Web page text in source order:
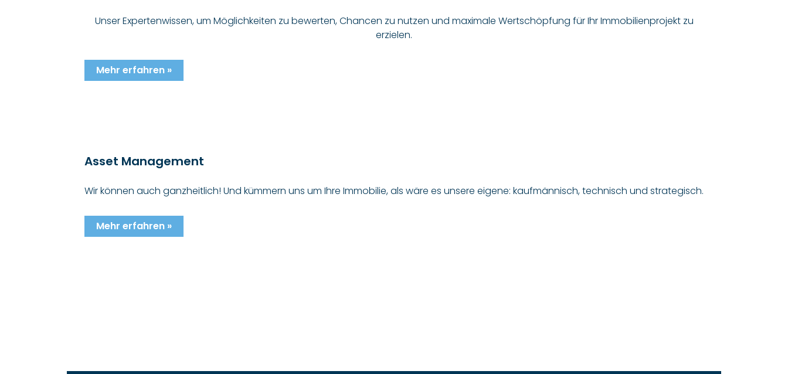
Unser Expertenwissen, um Möglichkeiten zu bewerten, Chancen zu nutzen und maximale Wertschöpfung für Ihr Immobilienprojekt zu
erzielen.
Mehr erfahren »
Asset Management
Wir können auch ganzheitlich! Und kümmern uns um Ihre Immobilie, als wäre es unsere eigene: kaufmännisch, technisch und strategisch.
Mehr erfahren »